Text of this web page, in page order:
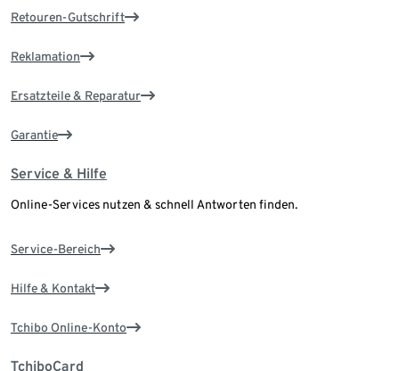
Retouren-Gutschrift
Reklamation
Ersatzteile & Reparatur
Garantie
Service & Hilfe
Online-Services nutzen & schnell Antworten finden.
Service-Bereich
Hilfe & Kontakt
Tchibo Online-Konto
TchiboCard